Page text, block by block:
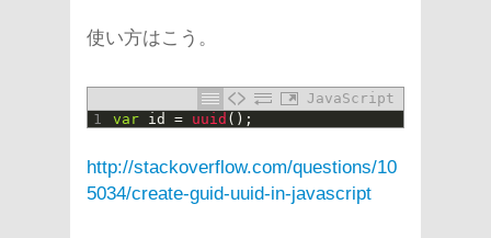
使い方はこう。
JavaScript
1
var id = uuid ( ) ;
http://stackoverflow.com/questions/10
5034/create-guid-uuid-in-javascript